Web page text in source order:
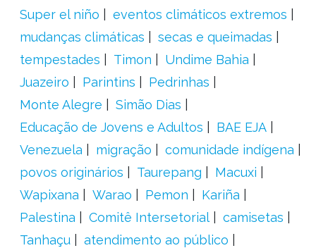
Super el niño
eventos climáticos extremos
mudanças climáticas
secas e queimadas
tempestades
Timon
Undime Bahia
Juazeiro
Parintins
Pedrinhas
Monte Alegre
Simão Dias
Educação de Jovens e Adultos
BAE EJA
Venezuela
migração
comunidade indígena
povos originários
Taurepang
Macuxi
Wapixana
Warao Pemon
Kariña
Palestina
Comitê Intersetorial
camisetas
Tanhaçu
atendimento ao público